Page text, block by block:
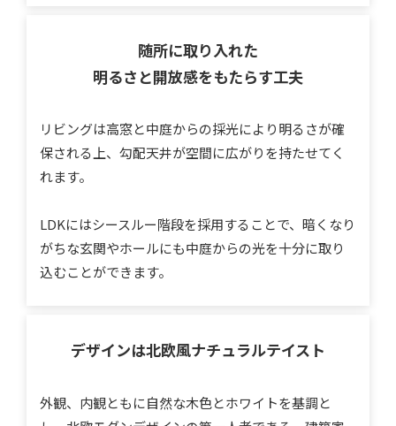
随所に取り入れた
明るさと開放感をもたらす工夫
リビングは高窓と中庭からの採光により明るさが確
保される上、勾配天井が空間に広がりを持たせてく
れます。
LDKにはシースルー階段を採用することで、暗くなり
がちな玄関やホールにも中庭からの光を十分に取り
込むことができます。
デザインは北欧風ナチュラルテイスト
外観、内観ともに自然な木色とホワイトを基調と